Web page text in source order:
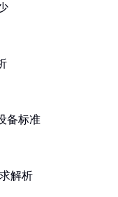
备标准
解析